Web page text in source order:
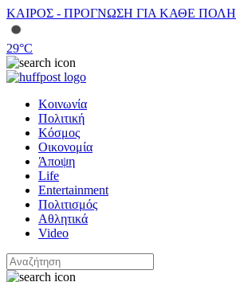
ΚΑΙΡΟΣ - ΠΡΟΓΝΩΣΗ ΓΙΑ ΚΑΘΕ ΠΟΛΗ
29°C
Κοινωνία
Πολιτική
Κόσμος
Οικονομία
Άποψη
Life
Entertainment
Πολιτισμός
Αθλητικά
Video